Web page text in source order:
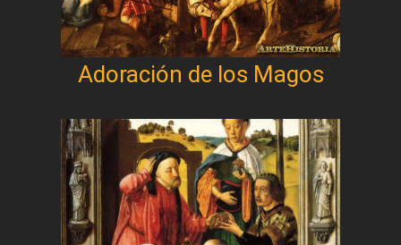
Adoración de los Magos